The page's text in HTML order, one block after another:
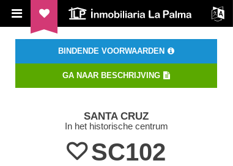
ILP Inmobiliaria La Palma
BINDENDE VOORWAARDEN
GA NAAR BESCHRIJVING
SANTA CRUZ
In het historische centrum
SC102